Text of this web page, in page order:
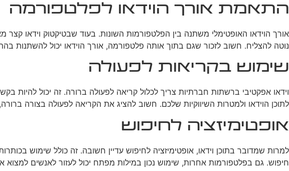
התאמת אורך הוידאו לפלטפורמה
נוטה להצליח. חשוב לזכור שגם בתוך אותה פלטפורמה, אורך הוידאו יכול להשתנות
שימוש בקריאות לפעולה
וידאו אפקטיבי ברשתות חברתיות צריך לכלול קריאה לפעולה ברורה. זה יכול להיות
לתוכן הוידאו ולמטרות השיווקיות שלכם. חשוב להציג את הקריאה לפעולה בצורה
אופטימיזציה לחיפוש
למרות שמדובר בתוכן וידאו, אופטימיזציה לחיפוש עדיין חשובה. זה כולל שימוש
חיפוש. גם בפלטפורמות אחרות, שימוש נכון במילות מפתח יכול לעזור לאנשים